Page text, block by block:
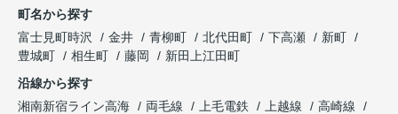
町名から探す
富士見町時沢
金井 青柳町 北代田町 下高瀬
新町
豊城町
相生町 藤岡
新田上江田町
沿線から探す
湘南新宿ライン高海
両毛線 上毛電鉄 上越線
高崎線